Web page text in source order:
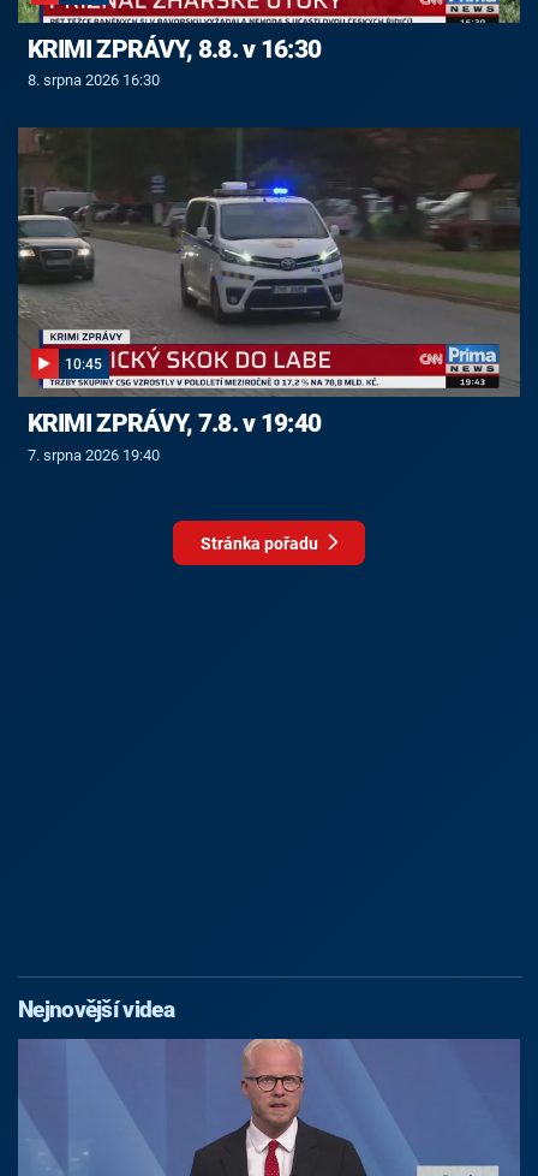
KRIMI ZPRÁVY, 8.8. v 16:30
8. srpna 2026 16:30
10:45
KRIMI ZPRÁVY, 7.8. v 19:40
7. srpna 2026 19:40
Stránka pořadu
Nejnovější videa